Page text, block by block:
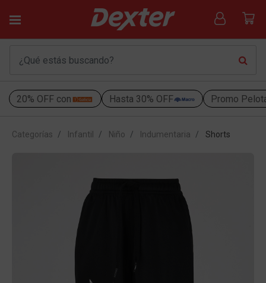
20% OFF con Hasta 30% OFF Promo
Categorías Infantil Niño Indumentaria Shorts